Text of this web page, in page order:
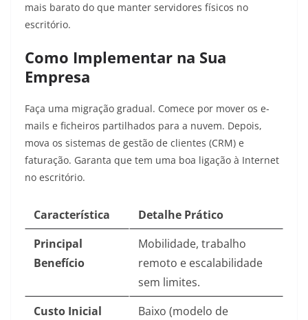
mais barato do que manter servidores físicos no
escritório.
Como Implementar na Sua
Empresa
Faça uma migração gradual. Comece por mover os e-
mails e ficheiros partilhados para a nuvem. Depois,
mova os sistemas de gestão de clientes (CRM) e
faturação. Garanta que tem uma boa ligação à Internet
no escritório.
Característica
Detalhe Prático
Principal
Benefício
Mobilidade, trabalho
remoto e escalabilidade
sem limites.
Custo Inicial
Baixo (modelo de